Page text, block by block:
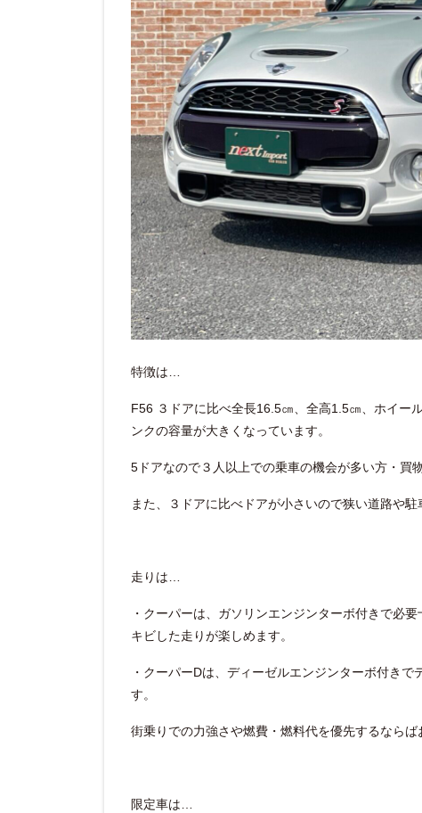
特徴は…
F56 ３ドアに比べ全長16.5㎝、全高1.5㎝、ホイー
ンクの容量が大きくなっています。
5ドアなので３人以上での乗車の機会が多い方・買
また、３ドアに比べドアが小さいので狭い道路や駐
走りは…
・クーパーは、ガソリンエンジンターボ付きで必
キビした走りが楽しめます。
・クーパーDは、ディーゼルエンジンターボ付き
す。
街乗りでの力強さや燃費・燃料代を優先するならば
限定車は…